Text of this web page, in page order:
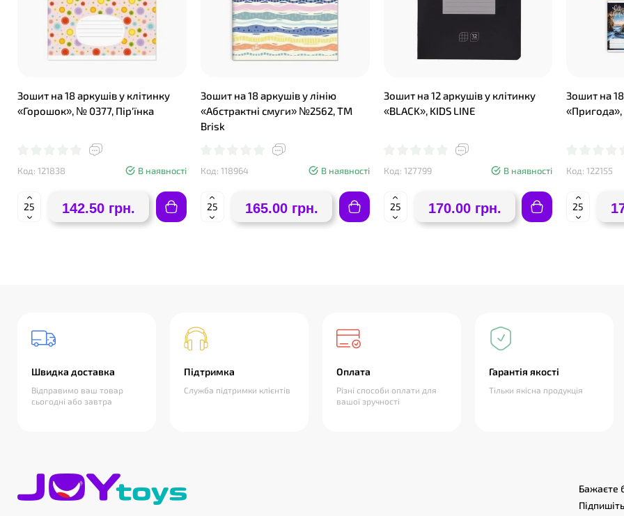
Зошит на 18 аркушів у клітинку
«Горошок», № 0377, Пір'їнка
Код: 121838 В наявності
142.50 грн.
Зошит на 18 аркушів у лінію
«Абстрактні смуги» №2562, ТМ
Brisk
Код: 118964 В наявності
165.00 грн.
Зошит на 12 аркушів у клітинку
«BLACK», KIDS LINE
Код: 127799 В наявності
170.00 грн.
Зошит на
Код: 122155
Швидка доставка
Відправимо ваш товар
сьогодні або завтра
Підтримка
Служба підтримки клієнтів
Оплата
Різні способи оплати для
вашої зручності
Гарантія якості
Тільки якісна продукція
Бажаєте